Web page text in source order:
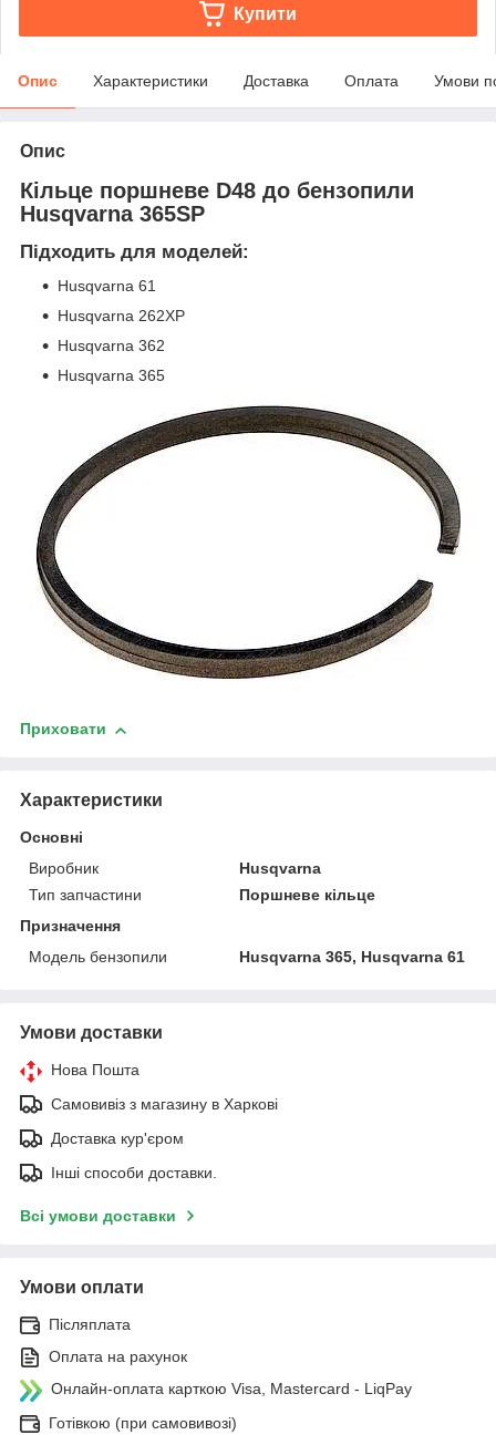
Купити
Опис Характеристики Доставка Оплата Умови
Опис
Кільце поршневе D48 до бензопили
Husqvarna 365SP
Підходить для моделей:
Husqvarna 61
Husqvarna 262XP
Husqvarna 362
Husqvarna 365
Приховати
Характеристики
Основні
Виробник
Husqvarna
Тип запчастини
Поршневе кільце
Призначення
Модель бензопили
Husqvarna 365, Husqvarna 61
Умови доставки
Нова Пошта
Самовивіз з магазину в Харкові
Доставка кур'єром
Інші способи доставки.
Всі умови доставки
Умови оплати
Післяплата
Оплата на рахунок
Онлайн-оплата карткою Visa, Mastercard - LiqPay
Готівкою (при самовивозі)